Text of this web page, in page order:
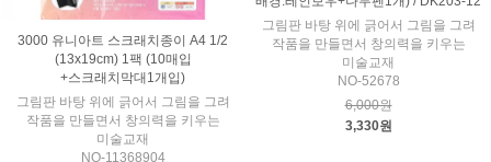
3000 유니아트 스크래치종이 A4 1/2
(13x19cm) 1팩 (10매입
+스크래치막대1개입)
그림판 바탕 위에 긁어서 그림을 그려
작품을 만들면서 창의력을 키우는
미술교재
NO-11368904
그림판 바탕 위에 긁어서 그림을 그려
작품을 만들면서 창의력을 키우는
미술교재
NO-52678
6,000원
3,330원